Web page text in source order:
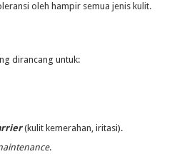
oleh hampir semua jenis kulit.
dirancang untuk:
(kulit kemerahan, iritasi).
.